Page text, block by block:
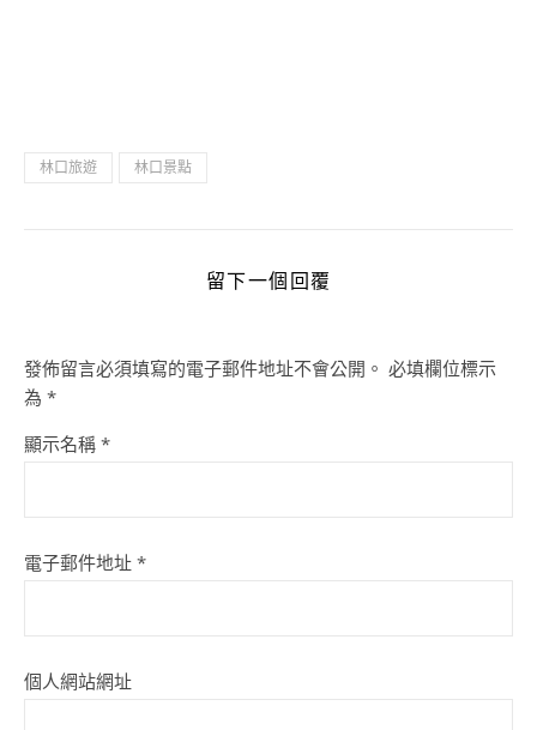
林口旅遊 林口景點
留下一個回覆
發佈留言必須填寫的電子郵件地址不會公開。 必填欄位標示
為 *
顯示名稱 *
電子郵件地址 *
個人網站網址